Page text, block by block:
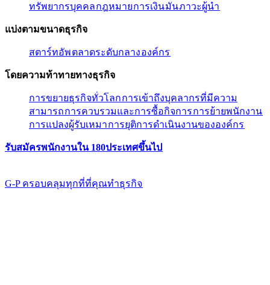
ทรัพยากรบุคคล​​กฎหมาย​​การเงิน​​มัน​​ภาวะผู้นํา​​
แบ่งตามขนาดธุรกิจ​​
สตาร์ทอัพ​​ตลาดระดับกลาง​​องค์กร​​
โดยความท้าทายทางธุรกิจ​​
การขยายธุรกิจทั่วโลก​​การเข้าถึงบุคลากรที่มีความ
สามารถ​​การควบรวมและการซื้อกิจการ​​การย้ายพนักงาน​​
การแปลงผู้รับเหมา​​การยุติการดำเนินงานขององค์กร​​
รับสมัครพนักงานใน 180ประเทศขึ้นไป​​
G-P ครอบคลุมทุกที่ที่คุณทําธุรกิจ​​